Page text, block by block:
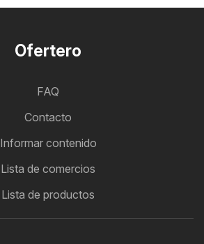
Ofertero
FAQ
Contacto
Informar contenido
Lista de comercios
Lista de productos